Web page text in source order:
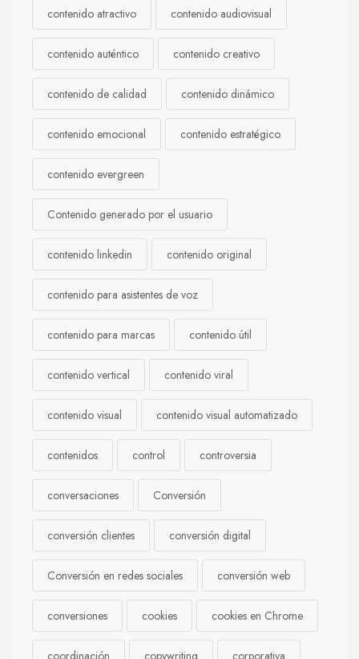
contenido atractivo contenido audiovisual
contenido auténtico contenido creativo
contenido de calidad contenido dinámico
contenido emocional contenido estratégico
contenido evergreen
Contenido generado por el usuario
contenido linkedin contenido original
contenido para asistentes de voz
contenido para marcas contenido útil
contenido vertical contenido viral
contenido visual contenido visual automatizado
contenidos control controversia
conversaciones Conversión
conversión clientes conversión digital
Conversión en redes sociales conversión web
conversiones cookies cookies en Chrome
coordinación copywriting corporativa